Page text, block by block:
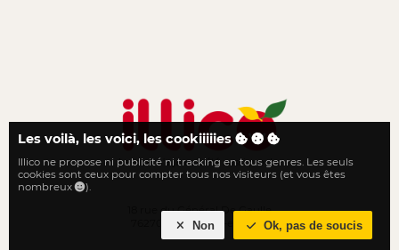
Le local n'a jamais été aussi proche
18 rue du Général De Gaulle
76270 Neufchâtel-en-Bray
Les voilà, les voici, les cookiiiiies
Illico ne propose ni publicité ni tracking en tous genres. Les seuls
cookies sont ceux pour compter tous nos visiteurs (et vous êtes
nombreux
).
Non Ok, pas de soucis